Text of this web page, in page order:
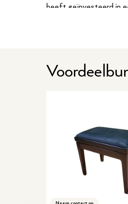
heeft geïnvesteerd in
herhalen zonder de
ingedrukt houden, kan
Uiterlijk
De CLP-845 heeft
moet de stijl van een
hebben. De piano is af
bescherm je de
jouw bladmuziek.
Extra
Vind je het leuk om